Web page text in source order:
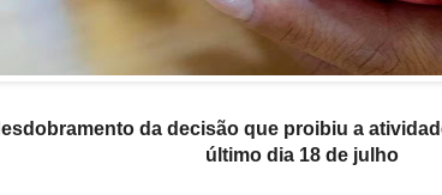
da decisão que proibiu a
último dia 18 de julho